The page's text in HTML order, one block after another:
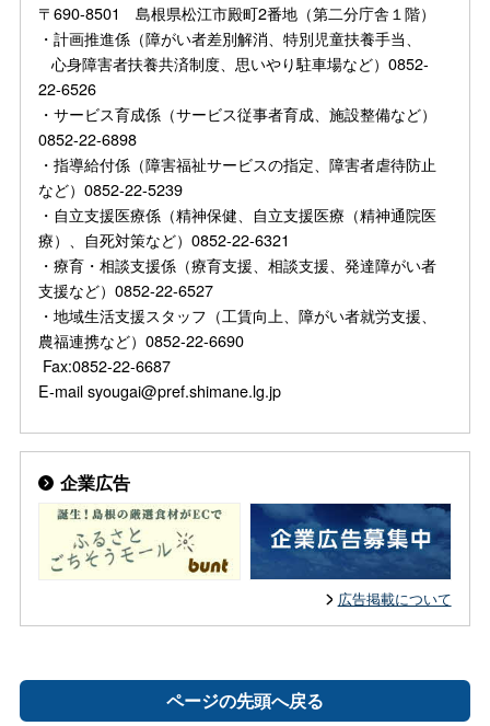
〒690-8501 島根県松江市殿町2番地（第二分庁舎１階）
・計画推進係（障がい者差別解消、特別児童扶養手当、
心身障害者扶養共済制度、思いやり駐車場など）0852-
22-6526
・サービス育成係（サービス従事者育成、施設整備など）
0852-22-6898
・指導給付係（障害福祉サービスの指定、障害者虐待防止
など）0852-22-5239
・自立支援医療係（精神保健、自立支援医療（精神通院医
療）、自死対策など）0852-22-6321
・療育・相談支援係（療育支援、相談支援、発達障がい者
支援など）0852-22-6527
・地域生活支援スタッフ（工賃向上、障がい者就労支援、
農福連携など）0852-22-6690
Fax:0852-22-6687
E-mail syougai@pref.shimane.lg.jp
企業広告
広告掲載について
ページの先頭へ戻る